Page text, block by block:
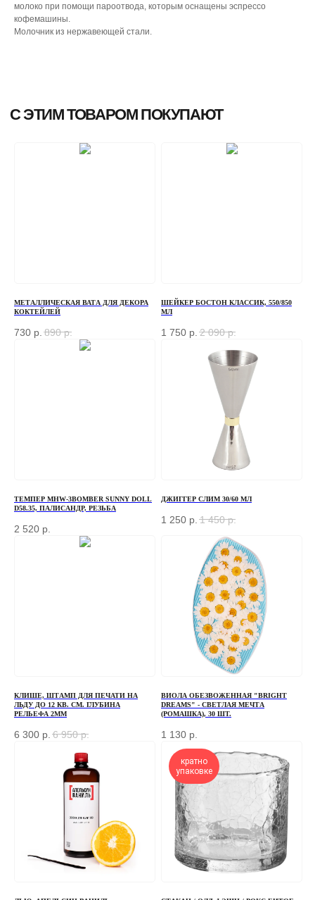
молоко при помощи пароотвода, которым оснащены эспрессо
кофемашины.
Молочник из нержавеющей стали.
МЕТАЛЛИЧЕСКАЯ ВАТА ДЛЯ ДЕКОРА
КОКТЕЙЛЕЙ
730 р. 890 р.
ШЕЙКЕР БОСТОН КЛАССИК, 550/850
МЛ
1 750 р. 2 090 р.
ТЕМПЕР MHW-3BOMBER SUNNY DOLL
D58.35, ПАЛИСАНДР, РЕЗЬБА
2 520 р.
ДЖИГГЕР СЛИМ 30/60 МЛ
1 250 р. 1 450 р.
КЛИШЕ, ШТАМП ДЛЯ ПЕЧАТИ НА
ЛЬДУ ДО 12 КВ. СМ. ГЛУБИНА
РЕЛЬЕФА 2ММ
6 300 р. 6 950 р.
ВИОЛА ОБЕЗВОЖЕННАЯ "BRIGHT
DREAMS" - СВЕТЛАЯ МЕЧТА
(РОМАШКА), 30 ШТ.
1 130 р.
кратно
упаковке
нужна консультация — оставьте свои контакты, мы
Отправляя форму, вы соглашаетесь
с Политикой
ОТПРАВИТЬ
ЗАКАЗАТЬ ЗВОНОК
+7 (966) 077-55-50
Г. МОСКВА, ДЕРБЕНЕВСКАЯ
НАБЕРЕЖНАЯ, Д. 7, СТР. 2